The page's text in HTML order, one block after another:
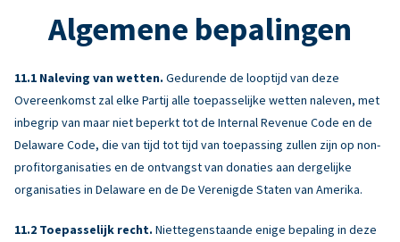
Algemene bepalingen
Naleving van wetten. Gedurende de looptijd van deze
Overeenkomst zal elke Partij alle toepasselijke wetten naleven, met
inbegrip van maar niet beperkt tot de Internal Revenue Code en de
Delaware Code, die van tijd tot tijd van toepassing zullen zijn op non-
profitorganisaties en de ontvangst van donaties aan dergelijke
organisaties in Delaware en de De Verenigde Staten van Amerika.
Toepasselijk recht. Niettegenstaande enige bepaling in deze